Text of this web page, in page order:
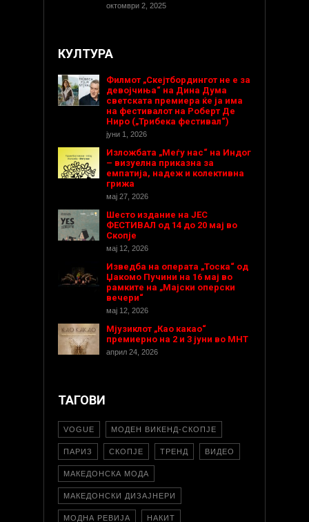
октомври 2, 2025
КУЛТУРА
Филмот „Скејтбордингот не е за
девојчиња“ на Дина Дума
светската премиера ќе ја има
на фестивалот на Роберт Де
Ниро („Трибека фестивал“)
јуни 1, 2026
Изложбата „Меѓу нас“ на Индог
– визуелна приказна за
емпатија, надеж и колективна
грижа
мај 27, 2026
Шесто издание на ЈЕС
ФЕСТИВАЛ од 14 до 20 мај во
Скопје
мај 12, 2026
Изведба на операта „Тоска“ од
Џакомо Пучини на 16 мај во
рамките на „Мајски оперски
вечери“
мај 12, 2026
Мјузиклот „Као какао“
премиерно на 2 и 3 јуни во МНТ
април 24, 2026
ТАГОВИ
VOGUE МОДЕН ВИКЕНД-СКОПЈЕ
ПАРИЗ СКОПЈЕ ТРЕНД ВИДЕО
МАКЕДОНСКА МОДА
МАКЕДОНСКИ ДИЗАЈНЕРИ
МОДНА РЕВИЈА НАКИТ